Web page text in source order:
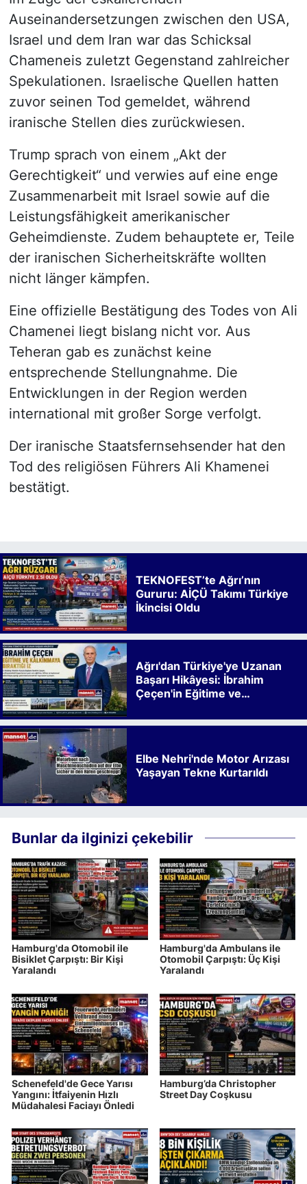
Auseinandersetzungen zwischen den USA,
Israel und dem Iran war das Schicksal
Chameneis zuletzt Gegenstand zahlreicher
Spekulationen. Israelische Quellen hatten
zuvor seinen Tod gemeldet, während
iranische Stellen dies zurückwiesen.
Trump sprach von einem „Akt der
Gerechtigkeit“ und verwies auf eine enge
Zusammenarbeit mit Israel sowie auf die
Leistungsfähigkeit amerikanischer
Geheimdienste. Zudem behauptete er, Teile
der iranischen Sicherheitskräfte wollten
nicht länger kämpfen.
Eine offizielle Bestätigung des Todes von Ali
Chamenei liegt bislang nicht vor. Aus
Teheran gab es zunächst keine
entsprechende Stellungnahme. Die
Entwicklungen in der Region werden
international mit großer Sorge verfolgt.
Der iranische Staatsfernsehsender hat den
Tod des religiösen Führers Ali Khamenei
bestätigt.
TEKNOFEST’te Ağrı’nın
Gururu: AİÇÜ Takımı Türkiye
İkincisi Oldu
Ağrı'dan Türkiye'ye Uzanan
Başarı Hikâyesi: İbrahim
Çeçen'in Eğitime ve
Elbe Nehri'nde Motor Arızası
Yaşayan Tekne Kurtarıldı
Bunlar da ilginizi çekebilir
Hamburg'da Otomobil ile
Bisiklet Çarpıştı: Bir Kişi
Yaralandı
Hamburg'da Ambulans ile
Otomobil Çarpıştı: Üç Kişi
Yaralandı
Schenefeld'de Gece Yarısı
Yangını: İtfaiyenin Hızlı
Müdahalesi Faciayı Önledi
Hamburg’da Christopher
Street Day Coşkusu